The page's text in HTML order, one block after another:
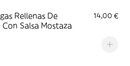
Rellenas De
Salsa Mostaza
14,00 €